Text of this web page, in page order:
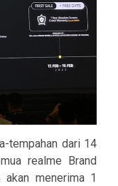
tempahan dari 14
realme Brand
menerima 1